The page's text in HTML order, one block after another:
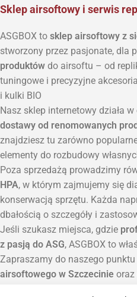
Sklep airsoftowy i serwis
ASGBOX to sklep airsoftowy z
stworzony przez pasjonate, dla
produktów do airsoftu – od
tuningowe i precyzyjne
i kulki BIO
Nasz sklep internetowy działa
dostawy od renomowanych
znajdziesz tu zarówno
elementy do rozbudowy
Poza sprzedażą prowadzimy
HPA, w którym zajmujemy się
konserwacją sprzętu. Każda
dbałością o szczegóły i
Jeśli szukasz miejsca, gdzie
z pasją do ASG, ASGBOX to
Zapraszamy do naszego
airsoftowego w Szczecinie oraz